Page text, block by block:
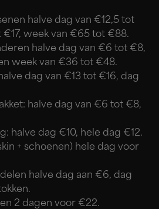
halve dag van €12,5 tot
€17, week van €65 tot €88.
halve dag van €6 tot €8,
week van €36 tot €48.
dag van €13 tot €16, dag
halve dag van €6 tot €8,
halve dag €10, hele dag €12.
+ schoenen) hele dag voor
halve dag aan €6, dag
2 dagen voor €22.